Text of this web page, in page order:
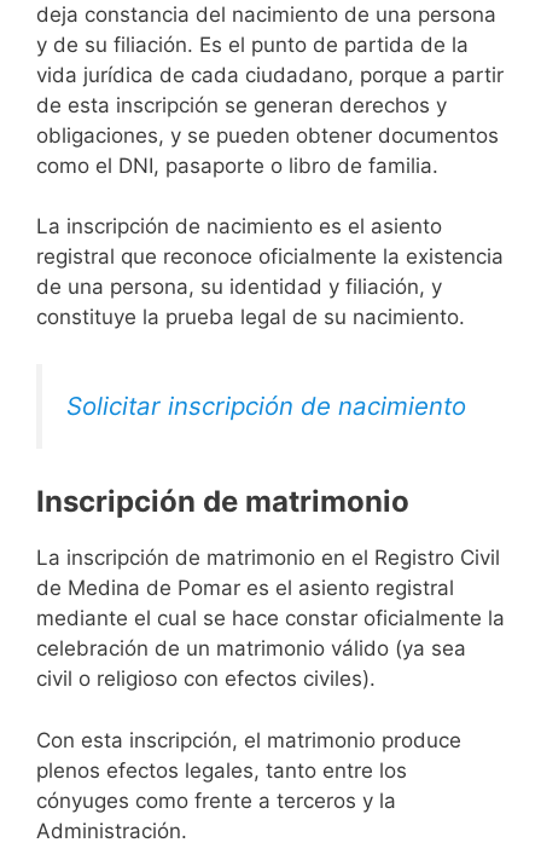
deja constancia del nacimiento de una persona
y de su filiación. Es el punto de partida de la
vida jurídica de cada ciudadano, porque a partir
de esta inscripción se generan derechos y
obligaciones, y se pueden obtener documentos
como el DNI, pasaporte o libro de familia.
La inscripción de nacimiento es el asiento
registral que reconoce oficialmente la existencia
de una persona, su identidad y filiación, y
constituye la prueba legal de su nacimiento.
Solicitar inscripción de nacimiento
Inscripción de matrimonio
La inscripción de matrimonio en el Registro Civil
de Medina de Pomar es el asiento registral
mediante el cual se hace constar oficialmente la
celebración de un matrimonio válido (ya sea
civil o religioso con efectos civiles).
Con esta inscripción, el matrimonio produce
plenos efectos legales, tanto entre los
cónyuges como frente a terceros y la
Administración.